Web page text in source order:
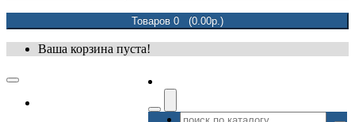
Товаров 0 (0.00р.)
Ваша корзина пуста!